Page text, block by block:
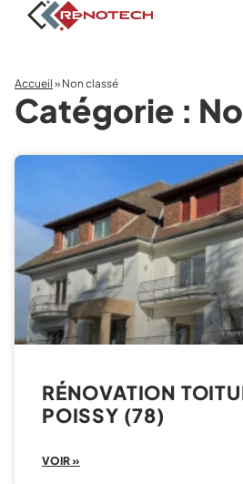
Accueil » Non classé
Catégorie :
RÉNOVATION
POISSY (78)
VOIR »